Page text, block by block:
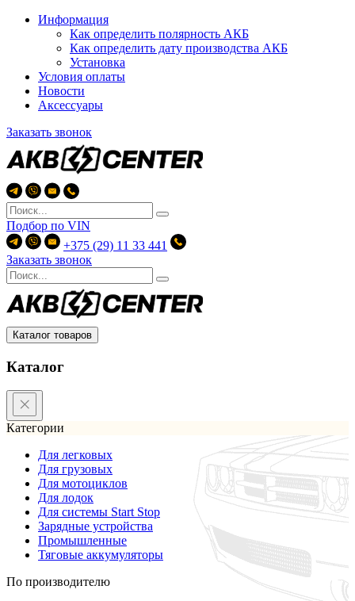
Информация
Как определить полярность АКБ
Как определить дату производства АКБ
Установка
Условия оплаты
Новости
Аксессуары
Заказать звонок
Подбор по VIN
+375 (29) 11 33 441
Заказать звонок
Каталог товаров
Каталог
Категории
Для легковых
Для грузовых
Для мотоциклов
Для лодок
Для системы Start Stop
Зарядные устройства
Промышленные
Тяговые аккумуляторы
По производителю